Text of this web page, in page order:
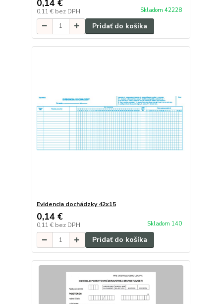
0,14 €
0,11 € bez DPH Skladom 42228
Pridať do košíka
Evidencia dochádzky 42x15
0,14 €
0,11 € bez DPH Skladom 140
Pridať do košíka